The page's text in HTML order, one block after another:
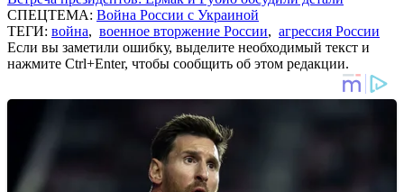
СПЕЦТЕМА: Война России с Украиной
ТЕГИ: война, военное вторжение России, агрессия России
Если вы заметили ошибку, выделите необходимый текст и
нажмите Ctrl+Enter, чтобы сообщить об этом редакции.